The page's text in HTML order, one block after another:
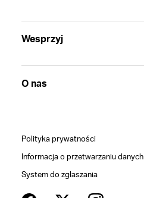
Wesprzyj
O nas
Polityka prywatności
Informacja o przetwarzaniu
System do zgłaszania